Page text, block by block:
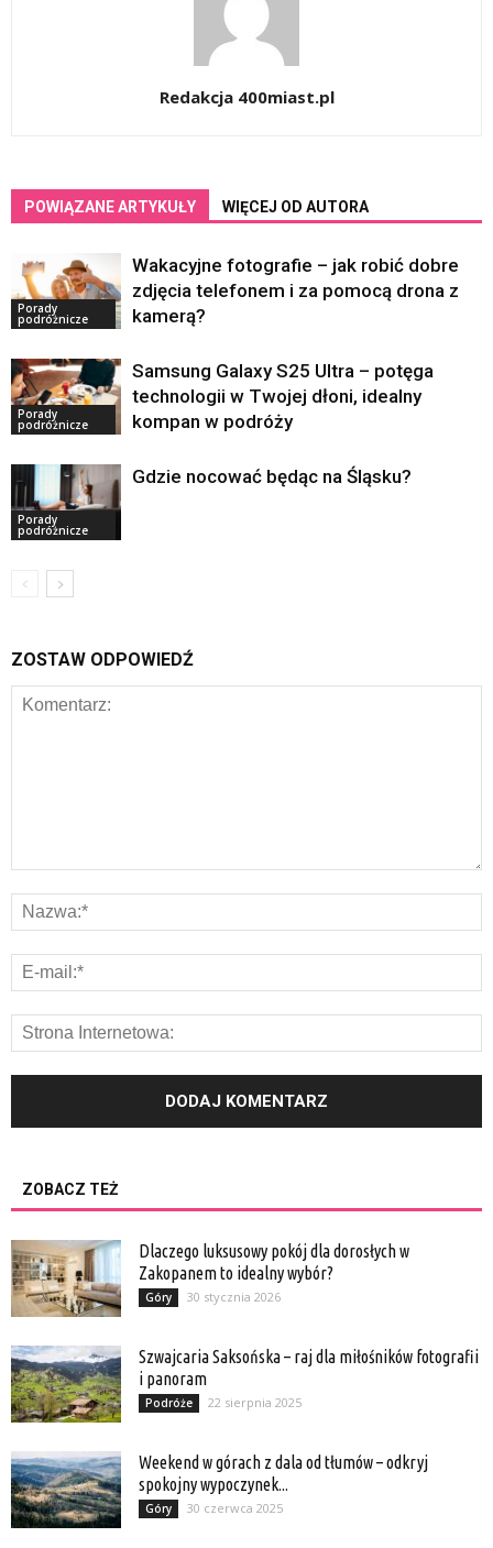
Redakcja 400miast.pl
POWIĄZANE ARTYKUŁY WIĘCEJ OD AUTORA
Porady
podróżnicze
Wakacyjne fotografie – jak robić dobre
zdjęcia telefonem i za pomocą drona z
kamerą?
Porady
podróżnicze
Samsung Galaxy S25 Ultra – potęga
technologii w Twojej dłoni, idealny
kompan w podróży
Porady
podróżnicze
Gdzie nocować będąc na Śląsku?
ZOSTAW ODPOWIEDŹ
ZOBACZ TEŻ
Dlaczego luksusowy pokój dla dorosłych w
Zakopanem to idealny wybór?
Góry 30 stycznia 2026
Szwajcaria Saksońska – raj dla miłośników fotografii
i panoram
Podróże 22 sierpnia 2025
Weekend w górach z dala od tłumów – odkryj
spokojny wypoczynek...
Góry 30 czerwca 2025